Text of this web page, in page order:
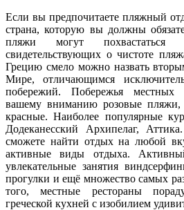
Если вы предпочитаете пляжный
страна, которую вы должны
пляжи могут похвастаться
свидетельствующих о чистоте
Грецию смело можно назвать
Мире, отличающимся
побережий. Побережья местных
вашему вниманию розовые
красные. Наиболее популярные
Додеканесский Архипелаг,
сможете найти отдых на любой
активные виды отдыха.
увлекательные занятия
прогулки и ещё множество самых
того, местные рестораны
греческой кухней с изобилием